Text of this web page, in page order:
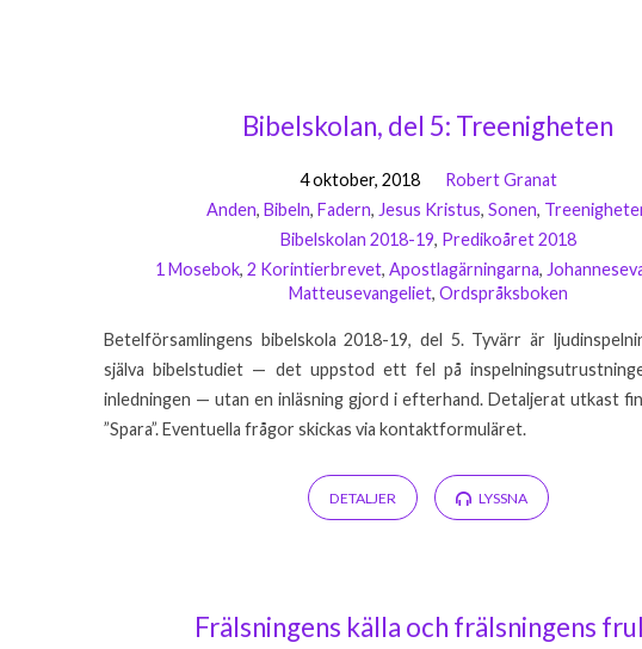
Bibelskolan, del 5: Treenigheten
4 oktober, 2018
Robert Granat
Anden,Bibeln,Fadern, Jesus Kristus,Sonen,
Bibelskolan 2018-19, Predikoåret 2018
1 Mosebok, 2 Korintierbrevet, Apostlagärningarna,
Matteusevangeliet, Ordspråksboken
Betelförsamlingens bibelskola 2018-19, del 5. Tyvärr är
själva bibelstudiet — det uppstod ett fel på
inledningen — utan en inläsning gjord i efterhand. Detaljerat utkast
”Spara”. Eventuella frågor skickas via kontaktformuläret.
DETALJER LYSSNA
Frälsningens källa och frälsningens